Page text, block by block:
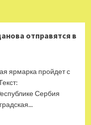
отправятся в
ярмарка пройдет с
Сербия